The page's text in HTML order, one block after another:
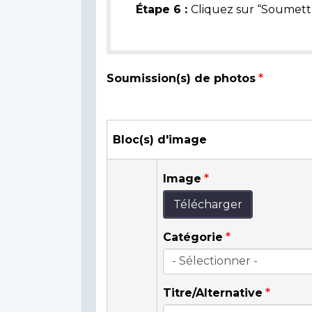
Étape 6 : Cliquez sur
Soumission(s) de photos
Bloc(s) d'image
Image
Télécharger
Catégorie
Titre/Alternative